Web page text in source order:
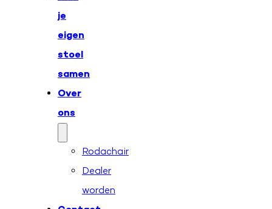
je
eigen
stoel
samen
Over
ons
Rodachair
Dealer
worden